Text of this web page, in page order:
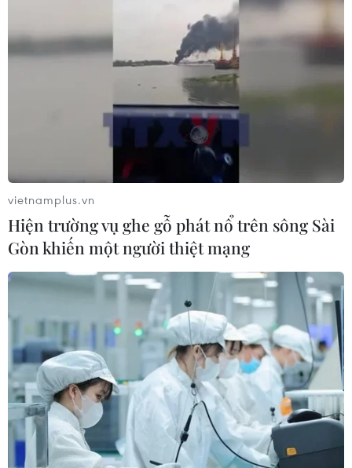
vietnamplus.vn
Hiện trường vụ ghe gỗ phát nổ trên sông Sài
Gòn khiến một người thiệt mạng